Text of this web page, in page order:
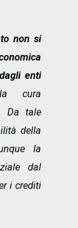
non si
enti
cura
Da tale
della
la
dal
i crediti